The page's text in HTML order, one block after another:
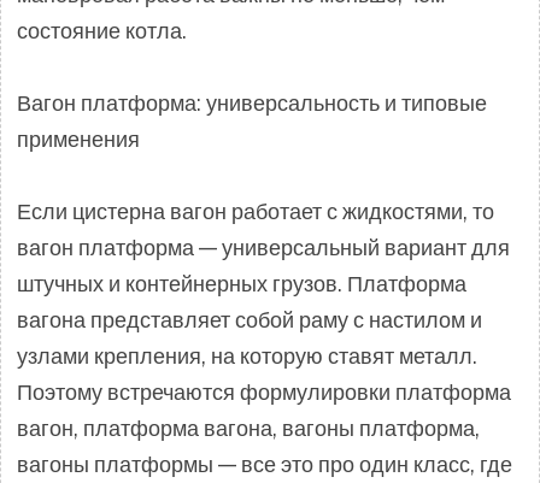
состояние котла.
Вагон платформа: универсальность и типовые
применения
Если цистерна вагон работает с жидкостями, то
вагон платформа — универсальный вариант для
штучных и контейнерных грузов. Платформа
вагона представляет собой раму с настилом и
узлами крепления, на которую ставят металл.
Поэтому встречаются формулировки платформа
вагон, платформа вагона, вагоны платформа,
вагоны платформы — все это про один класс, где